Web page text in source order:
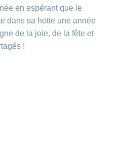
en espérant que le
dans sa hotte une année
de la joie, de la fête et
!